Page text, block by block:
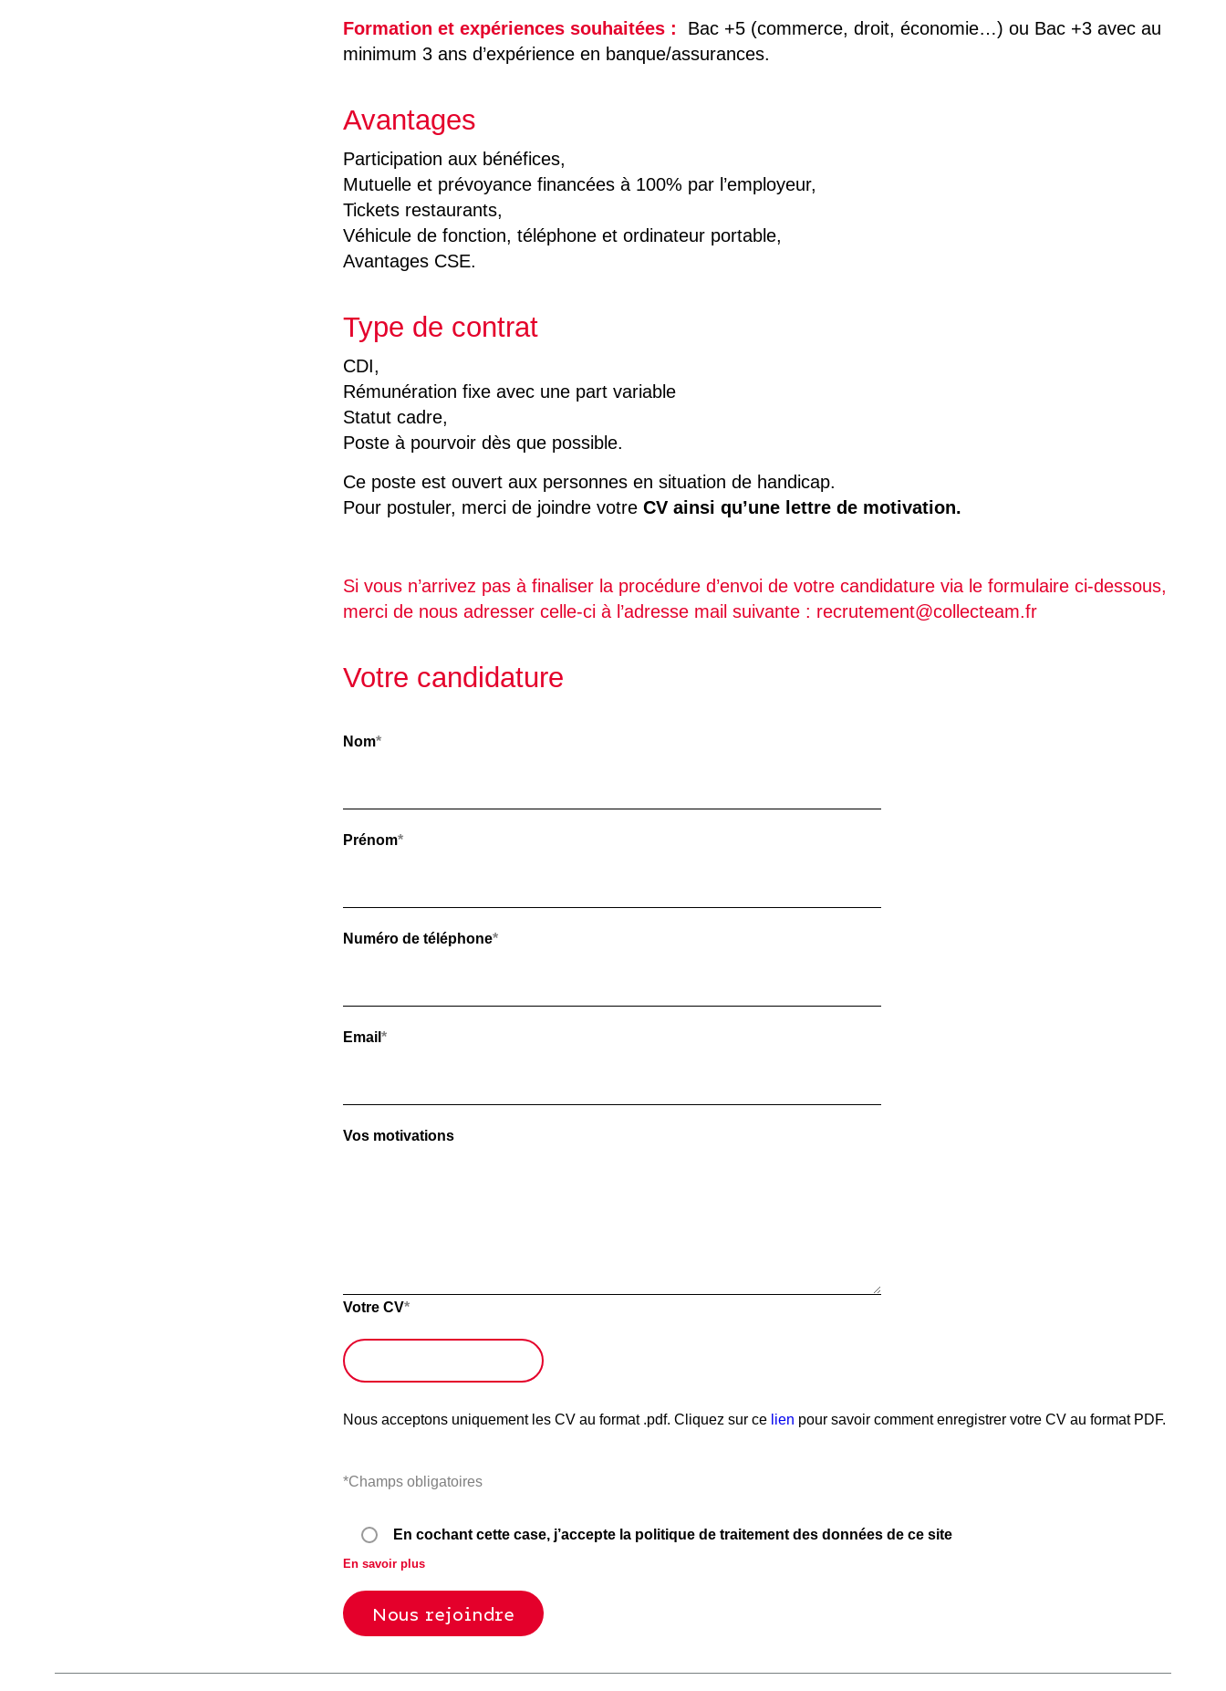
Formation et expériences souhaitées :
Bac +5 (commerce, droit, économie…) ou Bac +3 avec au
minimum 3 ans d’expérience en banque/assurances.
Avantages
Participation aux bénéfices,
Mutuelle et prévoyance financées à 100% par l’employeur,
Tickets restaurants,
Véhicule de fonction, téléphone et ordinateur portable,
Avantages CSE.
Type de contrat
CDI,
Rémunération fixe avec une part variable
Statut cadre,
Poste à pourvoir dès que possible.
Ce poste est ouvert aux personnes en situation de handicap.
Pour postuler, merci de joindre votreCV ainsi qu’une lettre de motivation.
Si vous n’arrivez pas à finaliser la procédure d’envoi de votre candidature via le formulaire ci-dessous,
merci de nous adresser celle-ci à l’adresse mail suivante : recrutement@collecteam.fr
Votre candidature
Nom*
Prénom*
Numéro de téléphone*
Email*
Vos motivations
Votre CV*
Nous acceptons uniquement les CV au format .pdf. Cliquez sur ce lien pour savoir comment enregistrer votre CV au format PDF.
*Champs obligatoires
En cochant cette case, j’accepte la politique de traitement des données de ce site
En savoir plus
Les informations collectées par Collecteam directement auprès de vous font l’objet d’un traitement informatique destiné à la gestion des candidatures. Ces
informations sont à destination exclusive des services habilités de Collecteam, ses éventuels prestataires et sous-traitants et, le cas échéant, aux
organismes officiels et aux autorités administratives ou judiciaires. Ces informations sont collectées sur la base de votre consentement que vous pouvez
retirer à tout moment et seront conservées 2 ans à compter du dernier contact.
Veuillez
laisser
champ